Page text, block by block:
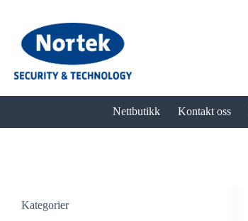
innholdet
Nettbutikk Kontakt oss
Kategorier